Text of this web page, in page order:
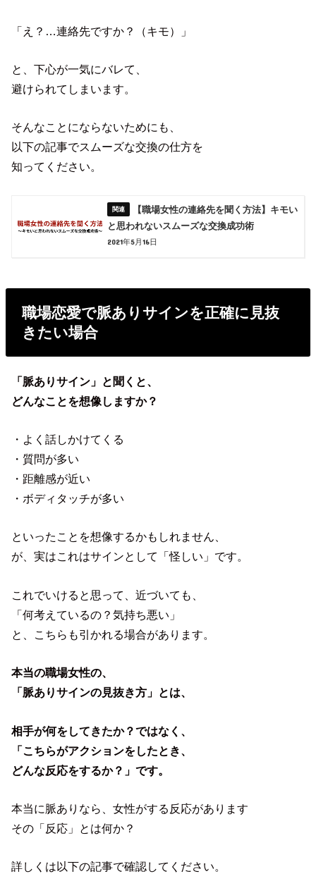
「え？…連絡先ですか？（キモ）」
と、下心が一気にバレて、
避けられてしまいます。
そんなことにならないためにも、
以下の記事でスムーズな交換の仕方を
知ってください。
【職場女性の連絡先を聞く方法】キモい
と思われないスムーズな交換成功術
2021年5月16日
職場恋愛で脈ありサインを正確に見抜
きたい場合
「脈ありサイン」と聞くと、
どんなことを想像しますか？
・よく話しかけてくる
・質問が多い
・距離感が近い
・ボディタッチが多い
といったことを想像するかもしれません、
が、実はこれはサインとして「怪しい」です。
これでいけると思って、近づいても、
「何考えているの？気持ち悪い」
と、こちらも引かれる場合があります。
本当の職場女性の、
「脈ありサインの見抜き方」とは、
相手が何をしてきたか？ではなく、
「こちらがアクションをしたとき、
どんな反応をするか？」です。
本当に脈ありなら、女性がする反応があります
その「反応」とは何か？
詳しくは以下の記事で確認してください。